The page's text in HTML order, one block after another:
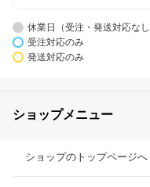
休業日（受注・発送対応なし
受注対応のみ
発送対応のみ
ショップメニュー
ショップのトップページへ